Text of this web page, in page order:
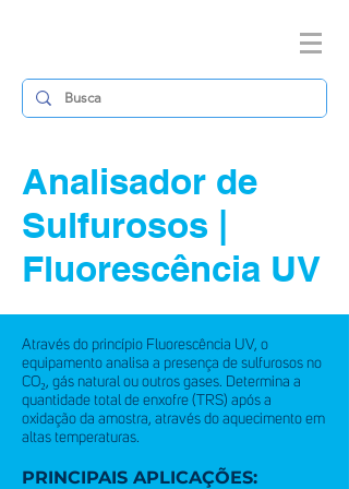
Analisador de
Sulfurosos |
Fluorescência UV
Através do princípio Fluorescência UV, o
equipamento analisa a presença de sulfurosos no
CO₂, gás natural ou outros gases. Determina a
quantidade total de enxofre (TRS) após a
oxidação da amostra, através do aquecimento em
altas temperaturas.
PRINCIPAIS APLICAÇÕES: